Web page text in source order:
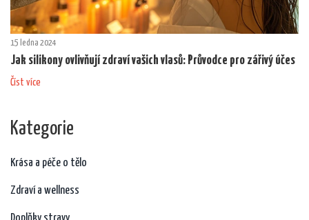
15 ledna 2024
Jak silikony ovlivňují zdraví vašich vlasů: Průvodce pro zářivý účes
Číst více
Kategorie
Krása a péče o tělo
Zdraví a wellness